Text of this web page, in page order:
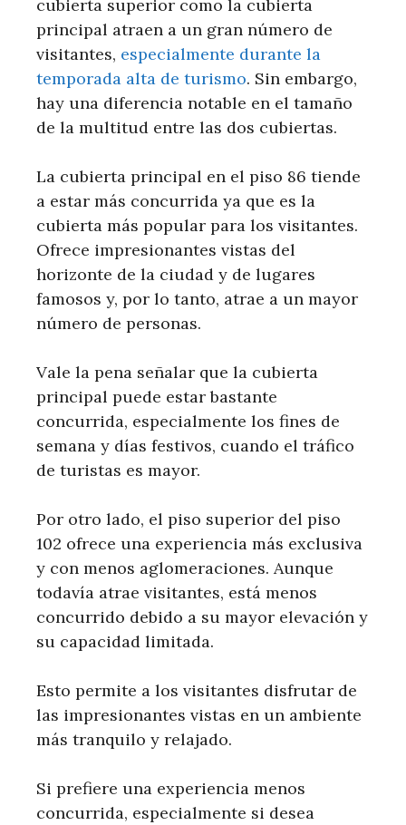
cubierta superior como la cubierta
principal atraen a un gran número de
visitantes, especialmente durante la
temporada alta de turismo. Sin embargo,
hay una diferencia notable en el tamaño
de la multitud entre las dos cubiertas.
La cubierta principal en el piso 86 tiende
a estar más concurrida ya que es la
cubierta más popular para los visitantes.
Ofrece impresionantes vistas del
horizonte de la ciudad y de lugares
famosos y, por lo tanto, atrae a un mayor
número de personas.
Vale la pena señalar que la cubierta
principal puede estar bastante
concurrida, especialmente los fines de
semana y días festivos, cuando el tráfico
de turistas es mayor.
Por otro lado, el piso superior del piso
102 ofrece una experiencia más exclusiva
y con menos aglomeraciones. Aunque
todavía atrae visitantes, está menos
concurrido debido a su mayor elevación y
su capacidad limitada.
Esto permite a los visitantes disfrutar de
las impresionantes vistas en un ambiente
más tranquilo y relajado.
Si prefiere una experiencia menos
concurrida, especialmente si desea